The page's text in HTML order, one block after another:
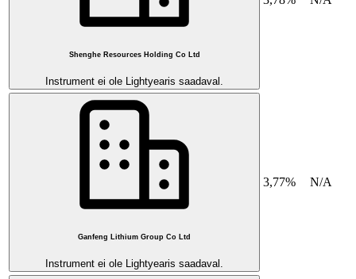
Shenghe Resources Holding Co Ltd
Instrument ei ole Lightyearis saadaval.
Ganfeng Lithium Group Co Ltd
Instrument ei ole Lightyearis saadaval.
3,77% N/A